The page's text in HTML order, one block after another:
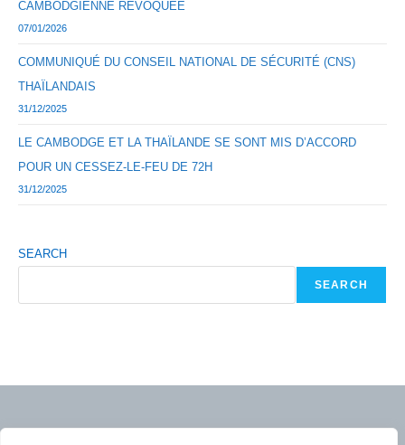
CAMBODGIENNE RÉVOQUÉE
07/01/2026
COMMUNIQUÉ DU CONSEIL NATIONAL DE SÉCURITÉ (CNS)
THAÏLANDAIS
31/12/2025
LE CAMBODGE ET LA THAÏLANDE SE SONT MIS D’ACCORD
POUR UN CESSEZ-LE-FEU DE 72H
31/12/2025
SEARCH
SEARCH